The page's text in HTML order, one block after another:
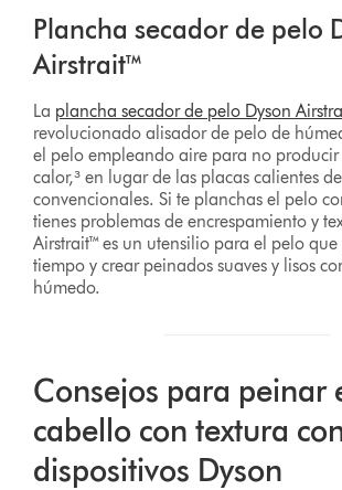
Plancha secador de pelo
Airstrait™
La plancha secador de pelo Dyson
revolucionado alisador de pelo de
el pelo empleando aire para no
calor,³ en lugar de las placas calientes
convencionales. Si te planchas el pelo
tienes problemas de encrespamiento y
Airstrait™ es un utensilio para el pelo
tiempo y crear peinados suaves y lisos
húmedo.
Consejos para peinar
cabello con textura
dispositivos Dyson